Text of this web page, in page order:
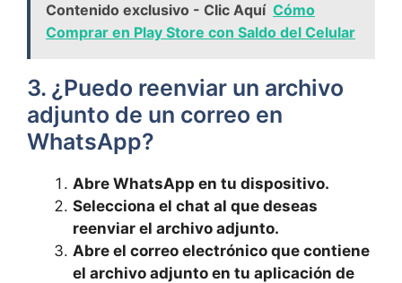
Contenido exclusivo - Clic Aquí Cómo
Comprar en Play Store con Saldo del Celular
3. ⁢¿Puedo‍ reenviar un archivo
adjunto de ​un correo en
WhatsApp?
Abre WhatsApp en tu dispositivo.
Selecciona el chat al que deseas
‌reenviar‍ el archivo adjunto.
Abre el‌ correo electrónico que contiene‌
el archivo adjunto en ​tu aplicación de